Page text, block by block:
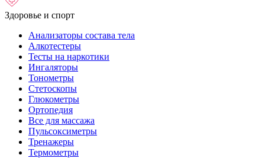
Здоровье и спорт
Анализаторы состава тела
Алкотестеры
Тесты на наркотики
Ингаляторы
Тонометры
Стетоскопы
Глюкометры
Ортопедия
Все для массажа
Пульсоксиметры
Тренажеры
Термометры